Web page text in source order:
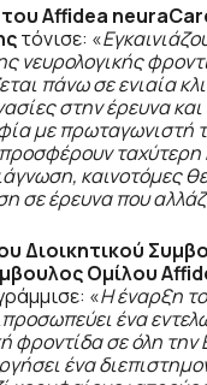
Affidea
τόνισε: «
νευρολογικής
πάνω σε ενιαία
στην έρευνα και
με πρωταγωνιστή
ταχύτερη
καινοτόμες
σε έρευνα που
Διοικητικού
Ομίλου
«Η έναρξη
ένα
φροντίδα σε όλη
ένα